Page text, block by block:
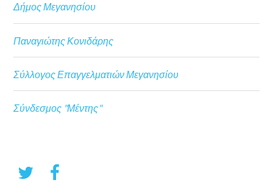
Δήμος Μεγανησίου
Παναγιώτης Κονιδάρης
Σύλλογος Επαγγελματιών Μεγανησίου
Σύνδεσμος "Μέντης"